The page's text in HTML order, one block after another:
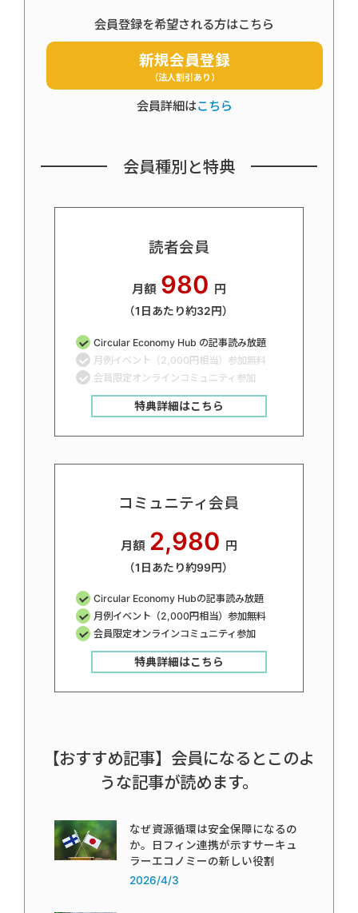
会員登録を希望される方はこちら
新規会員登録
（法人割引あり）
会員詳細はこちら
会員種別と特典
読者会員
月額 980 円
（1日あたり約32円）
Circular Economy Hub の記事読み放題
月例イベント（2,000円相当）参加無料
会員限定オンラインコミュニティ参加
特典詳細はこちら
コミュニティ会員
月額 2,980 円
（1日あたり約99円）
Circular Economy Hubの記事読み放題
月例イベント（2,000円相当）参加無料
会員限定オンラインコミュニティ参加
特典詳細はこちら
【おすすめ記事】会員になるとこのよ
うな記事が読めます。
なぜ資源循環は安全保障になるの
か。日フィン連携が示すサーキュ
ラーエコノミーの新しい役割
2026/4/3